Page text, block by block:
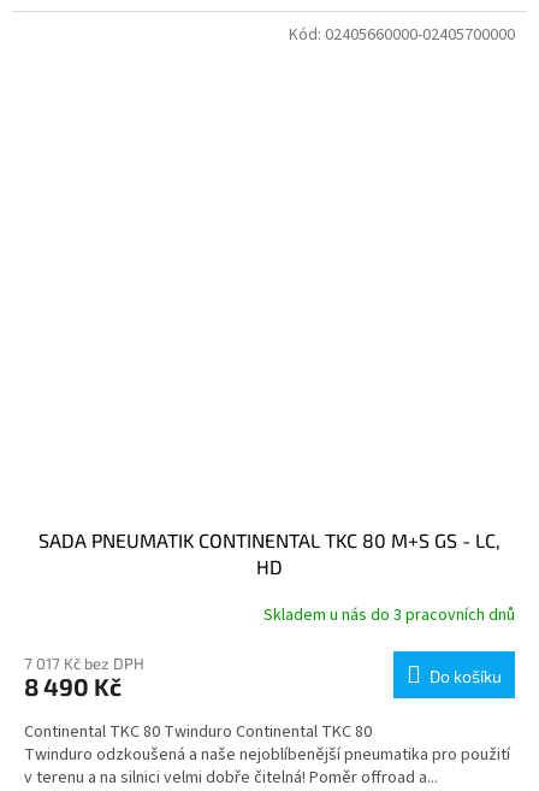
SADA PNEUMATIK CONTINENTAL TKC 80 M+S GS - LC,
HD
Skladem u nás do 3 pracovních dnů
7 017 Kč bez DPH
8 490 Kč Do košíku
Continental TKC 80 Twinduro Continental TKC 80
Twinduro odzkoušená a naše nejoblíbenější pneumatika pro použití
v terenu a na silnici velmi dobře čitelná! Poměr offroad a...
Kód: 02405660000-02405700000